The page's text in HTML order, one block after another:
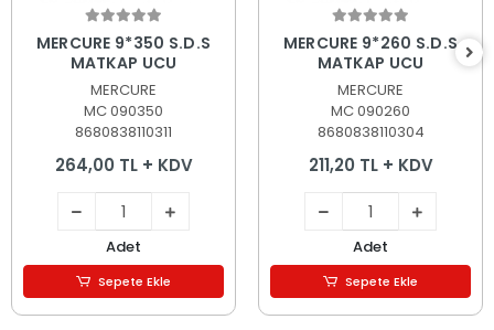
MERCURE 9*350 S.D.S
MATKAP UCU
MERCURE
MC 090350
8680838110311
264,00 TL + KDV
Adet
Sepete Ekle
MERCURE 9*260 S.D.S
MATKAP UCU
MERCURE
MC 090260
8680838110304
211,20 TL + KDV
Adet
Sepete Ekle